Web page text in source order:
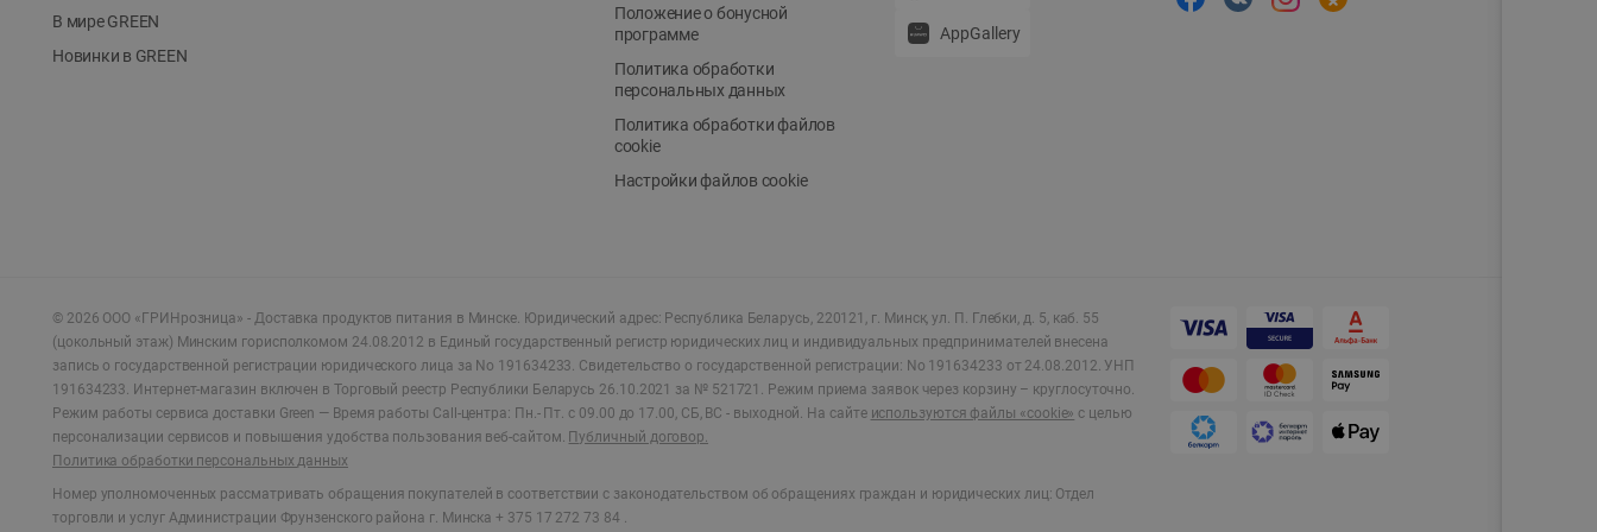
В мире GREEN
Новинки в GREEN
Положение о бонусной
программе
Политика обработки
персональных данных
Политика обработки файлов
cookie
Настройки файлов cookie
AppGallery
© 2026 ООО «ГРИНрозница» - Доставка продуктов питания в Минске. Юридический адрес: Республика Беларусь, 220121, г. Минск, ул. П. Глебки, д. 5, каб. 55
(цокольный этаж) Минским горисполкомом 24.08.2012 в Единый государственный регистр юридических лиц и индивидуальных предпринимателей внесена
запись о государственной регистрации юридического лица за No 191634233. Свидетельство о государственной регистрации: No 191634233 от 24.08.2012. УНП
191634233. Интернет-магазин включен в Торговый реестр Республики Беларусь 26.10.2021 за № 521721. Режим приема заявок через корзину – круглосуточно.
Режим работы сервиса доставки Green — Время работы Call-центра: Пн.- Пт. с 09.00 до 17.00, СБ, ВС - выходной. На сайте используются файлы «cookie» с целью
персонализации сервисов и повышения удобства пользования веб-сайтом. Публичный договор.
Политика обработки персональных данных
Номер уполномоченных рассматривать обращения покупателей в соответствии с законодательством об обращениях граждан и юридических лиц: Отдел
торговли и услуг Администрации Фрунзенского района г. Минска + 375 17 272 73 84 .